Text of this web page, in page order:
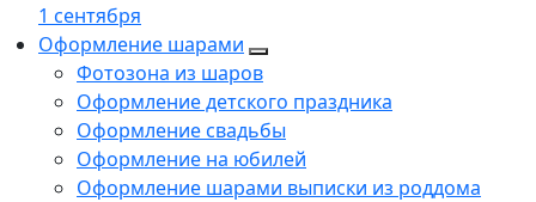
1 сентября
Оформление шарами
Фотозона из шаров
Оформление детского праздника
Оформление свадьбы
Оформление на юбилей
Оформление шарами выписки из роддома